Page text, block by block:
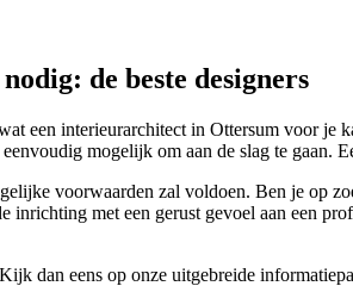
de beste designers
een interieurarchitect in Ottersum voor je
mogelijk om aan de slag te
voorwaarden zal voldoen. Ben je op
inrichting met een gerust gevoel aan een
dan eens op onze uitgebreide